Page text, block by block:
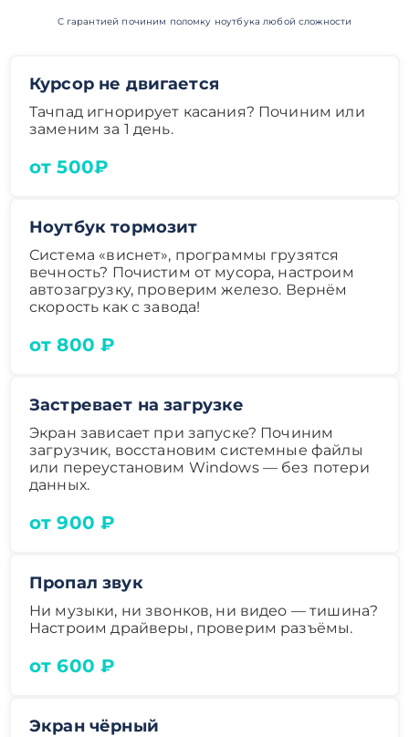
С гарантией починим поломку ноутбука любой сложности
Курсор не двигается
Тачпад игнорирует касания? Починим или
заменим за 1 день.
от 500₽
Ноутбук тормозит
Система «виснет», программы грузятся
вечность? Почистим от мусора, настроим
автозагрузку, проверим железо. Вернём
скорость как с завода!
от 800 ₽
Застревает на загрузке
Экран зависает при запуске? Починим
загрузчик, восстановим системные файлы
или переустановим Windows — без потери
данных.
от 900 ₽
Пропал звук
Ни музыки, ни звонков, ни видео — тишина?
Настроим драйверы, проверим разъёмы.
от 600 ₽
Экран чёрный